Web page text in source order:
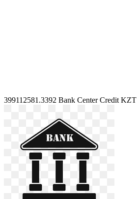
399112581.3392 Bank Center Credit KZT